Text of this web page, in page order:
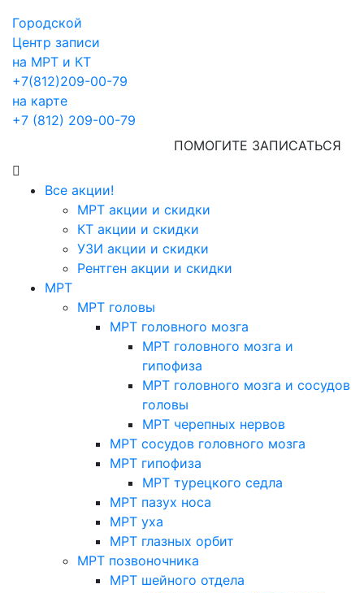
Городской
Центр записи
на МРТ и КТ
+7(812)209-00-79
на карте
+7 (812) 209-00-79
ПОМОГИТЕ ЗАПИСАТЬСЯ
Все акции!
МРТ акции и скидки
КТ акции и скидки
УЗИ акции и скидки
Рентген акции и скидки
МРТ
МРТ головы
МРТ головного мозга
МРТ головного мозга и
гипофиза
МРТ головного мозга и сосудов
головы
МРТ черепных нервов
МРТ сосудов головного мозга
МРТ гипофиза
МРТ турецкого седла
МРТ пазух носа
МРТ уха
МРТ глазных орбит
МРТ позвоночника
МРТ шейного отдела